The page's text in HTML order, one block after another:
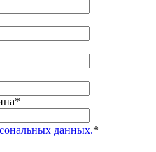
*
данных.*